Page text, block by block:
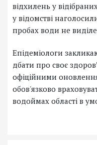
відхилень у
у відомстві
пробах води не
Епідеміологи
дбати про своє
офіційними
обов'язково
водоймах області в